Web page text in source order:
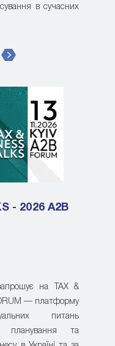
в сучасних
- 2026 A2B
на TAX &
— платформу
питань
планування та